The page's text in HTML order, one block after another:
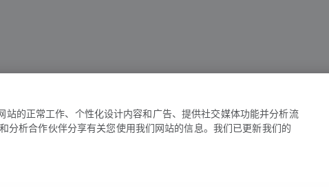
站的正常工作、个性化设计内容和广告、提供社交媒体功能并分析流
分析合作伙伴分享有关您使用我们网站的信息。我们已更新我们的